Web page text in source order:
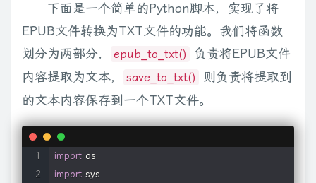
下面是一个简单的Python脚本，实现了将
EPUB文件转换为TXT文件的功能。我们将函数
划分为两部分，
epub_to_txt()
负责将EPUB文件
内容提取为文本，
save_to_txt()
则负责将提取到
的文本内容保存到一个TXT文件。
import os
import sys